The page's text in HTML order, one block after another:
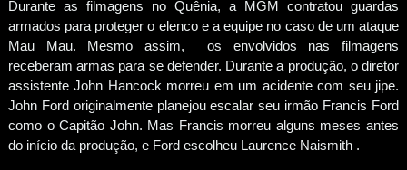
Durante as filmagens no Quênia, a MGM contratou guardas
armados para proteger o elenco e a equipe no caso de um ataque
Mau Mau. Mesmo assim, os envolvidos nas filmagens
receberam armas para se defender. Durante a produção, o diretor
assistente John Hancock morreu em um acidente com seu jipe.
John Ford originalmente planejou escalar seu irmão Francis Ford
como o Capitão John. Mas Francis morreu alguns meses antes
do início da produção, e Ford escolheu Laurence Naismith .